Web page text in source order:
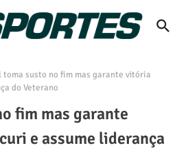
toma susto no fim mas garante vitória
do Veterano
fim mas garante
e assume liderança